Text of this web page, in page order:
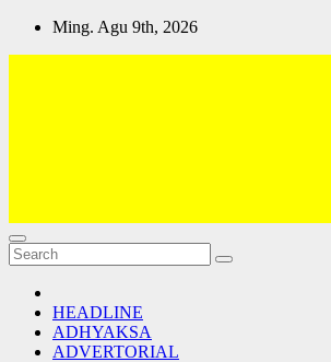
Skip
Ming. Agu 9th, 2026
Lativi News
Semua Jadi Teman
HEADLINE
ADHYAKSA
ADVERTORIAL